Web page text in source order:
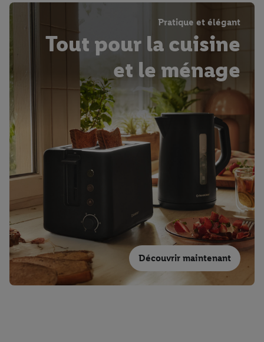
Pratique et élégant
Tout pour la cuisine
et le ménage
Découvrir maintenant